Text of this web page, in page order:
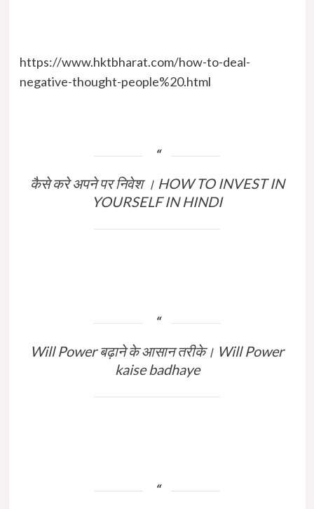
https://www.hktbharat.com/how-to-deal-
negative-thought-people%20.html
कैसे करे अपने पर निवेश । HOW TO INVEST IN
YOURSELF IN HINDI
Will Power बढ़ाने के आसान तरीके। Will Power
kaise badhaye